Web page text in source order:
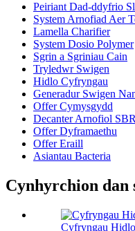
Peiriant Dad-ddyfrio
System Arnofiad Aer
Lamella Charifier
System Dosio Polymer
Sgrin a Sgriniau Cain
Tryledwr Swigen
Hidlo Cyfryngau
Generadur Swigen
Offer Cymysgydd
Decanter Arnofiol SBR
Offer Dyframaethu
Offer Eraill
Asiantau Bacteria
Cynhyrchion dan
Cyfryngau